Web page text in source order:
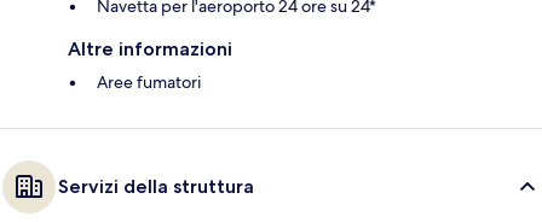
Navetta per l'aeroporto 24 ore su 24*
Altre informazioni
Aree fumatori
Servizi della struttura